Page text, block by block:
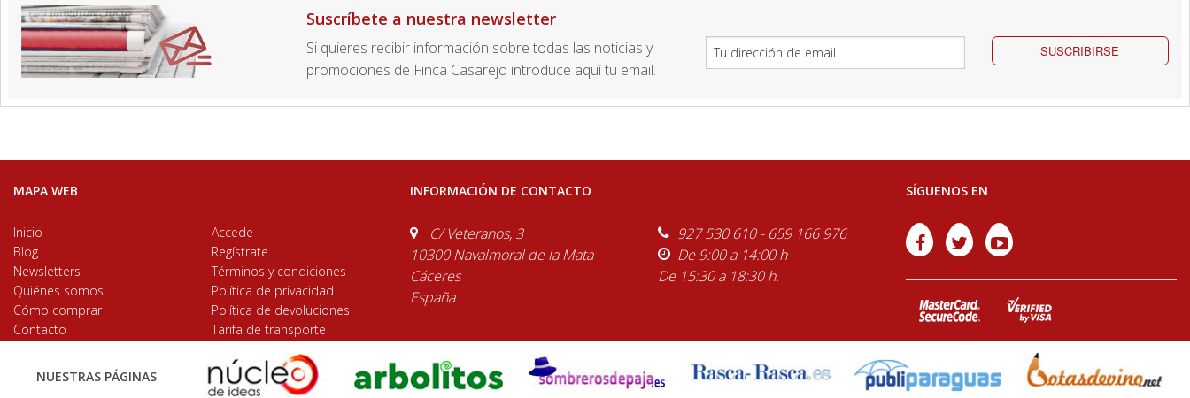
Suscríbete a nuestra newsletter
Si quieres recibir información sobre todas las noticias y
promociones de Finca Casarejo introduce aquí tu email.
SUSCRIBIRSE
MAPA WEB
Inicio
Blog
Newsletters
Quiénes somos
Cómo comprar
Contacto
Accede
Regístrate
Términos y condiciones
Política de privacidad
Política de devoluciones
Tarifa de transporte
INFORMACIÓN DE CONTACTO
C/ Veteranos, 3
10300 Navalmoral de la Mata
Cáceres
España
927 530 610 - 659 166 976
De 9:00 a 14:00 h
De 15:30 a 18:30 h.
SÍGUENOS EN
NUESTRAS PÁGINAS